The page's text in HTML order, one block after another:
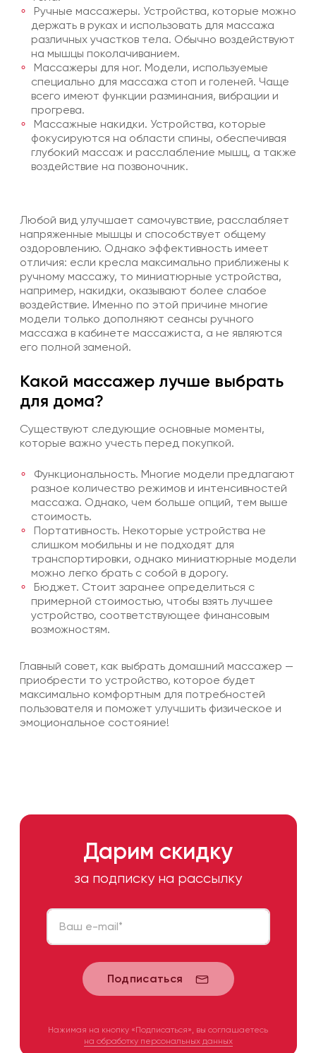
Ручные массажеры. Устройства, которые можно
держать в руках и использовать для массажа
различных участков тела. Обычно воздействуют
на мышцы поколачиванием.
Массажеры для ног. Модели, используемые
специально для массажа стоп и голеней. Чаще
всего имеют функции разминания, вибрации и
прогрева.
Массажные накидки. Устройства, которые
фокусируются на области спины, обеспечивая
глубокий массаж и расслабление мышц, а также
воздействие на позвоночник.
Любой вид улучшает самочувствие, расслабляет
напряженные мышцы и способствует общему
оздоровлению. Однако эффективность имеет
отличия: если кресла максимально приближены к
ручному массажу, то миниатюрные устройства,
например, накидки, оказывают более слабое
воздействие. Именно по этой причине многие
модели только дополняют сеансы ручного
массажа в кабинете массажиста, а не являются
его полной заменой.
Какой массажер лучше выбрать
для дома?
Существуют следующие основные моменты,
которые важно учесть перед покупкой.
Функциональность. Многие модели предлагают
разное количество режимов и интенсивностей
массажа. Однако, чем больше опций, тем выше
стоимость.
Портативность. Некоторые устройства не
слишком мобильны и не подходят для
транспортировки, однако миниатюрные модели
можно легко брать с собой в дорогу.
Бюджет. Стоит заранее определиться с
примерной стоимостью, чтобы взять лучшее
устройство, соответствующее финансовым
возможностям.
Главный совет, как выбрать домашний массажер —
приобрести то устройство, которое будет
максимально комфортным для потребностей
пользователя и поможет улучшить физическое и
эмоциональное состояние!
Дарим скидку
за подписку на рассылку
Ваш e-mail*
Подписаться
Нажимая на кнопку «Подписаться», вы соглашаетесь
на обработку персональных данных